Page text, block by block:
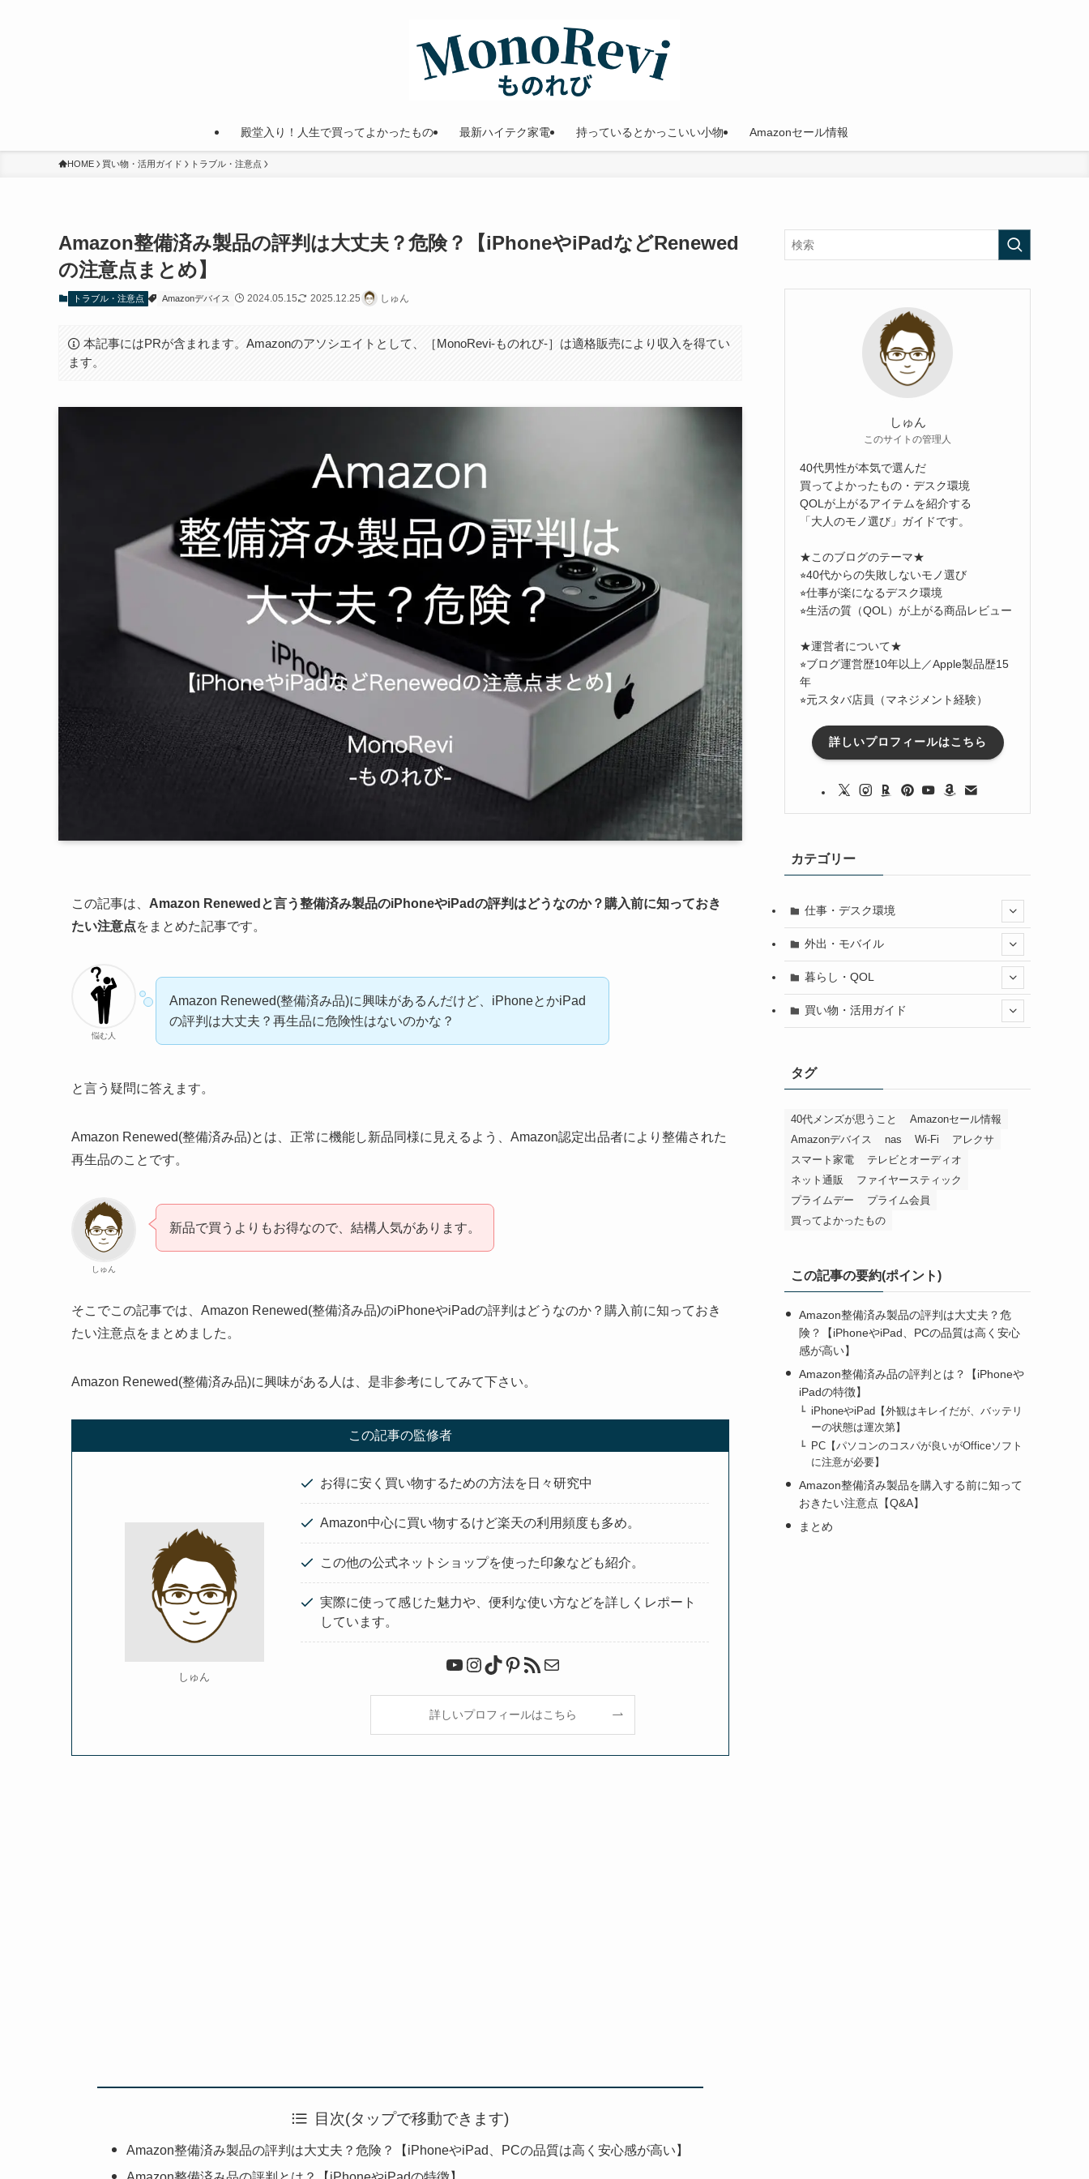
殿堂入り！人生で買ってよかったもの 最新ハイテク家電 持っているとかっこいい小物 Amazonセール情報
HOME 買い物・活用ガイド トラブル・注意点
Amazon整備済み製品の評判は大丈夫？危険？【iPhoneやiPadなどRenewed
の注意点まとめ】
トラブル・注意点 Amazonデバイス 2024.05.15 2025.12.25 しゅん
本記事にはPRが含まれます。Amazonのアソシエイトとして、［MonoRevi-ものれび-］は適格販売により収入を得てい
ます。
この記事は、 Amazon Renewedと言う整備済み製品のiPhoneやiPadの評判はどうなのか？購入前に知っておき
たい注意点をまとめた記事です。
悩む人
Amazon Renewed(整備済み品)に興味があるんだけど、iPhoneとかiPad
の評判は大丈夫？再生品に危険性はないのかな？
と言う疑問に答えます。
Amazon Renewed(整備済み品)とは、正常に機能し新品同様に見えるよう、Amazon認定出品者により整備された
再生品のことです。
しゅん
新品で買うよりもお得なので、結構人気があります。
そこでこの記事では、Amazon Renewed(整備済み品)のiPhoneやiPadの評判はどうなのか？購入前に知っておき
たい注意点をまとめました。
Amazon Renewed(整備済み品)に興味がある人は、是非参考にしてみて下さい。
この記事の監修者
しゅん
お得に安く買い物するための方法を日々研究中
Amazon中心に買い物するけど楽天の利用頻度も多め。
この他の公式ネットショップを使った印象なども紹介。
実際に使って感じた魅力や、便利な使い方などを詳しくレポート
しています。
YouTube Instagram TikTok Pinterest RSS フィードメール
詳しいプロフィールはこちら
目次(タップで移動できます)
Amazon整備済み製品の評判は大丈夫？危険？【iPhoneやiPad、PCの品質は高く安心感が高い】
しゅん
このサイトの管理人
40代男性が本気で選んだ
買ってよかったもの・デスク環境
QOLが上がるアイテムを紹介する
「大人のモノ選び」ガイドです。
★このブログのテーマ★
⭐︎40代からの失敗しないモノ選び
⭐︎仕事が楽になるデスク環境
⭐︎生活の質（QOL）が上がる商品レビュー
★運営者について★
⭐︎ブログ運営歴10年以上／Apple製品歴15
年
⭐︎元スタバ店員（マネジメント経験）
詳しいプロフィールはこちら
カテゴリー
仕事・デスク環境
外出・モバイル
暮らし・QOL
買い物・活用ガイド
タグ
40代メンズが思うこと
Amazonセール情報
Amazonデバイス
nas Wi-Fi
アレクサ
スマート家電
テレビとオーディオ
ネット通販
ファイヤースティック
プライムデー
プライム会員
買ってよかったもの
この記事の要約(ポイント)
Amazon整備済み製品の評判は大丈夫？危
険？【iPhoneやiPad、PCの品質は高く安心
感が高い】
Amazon整備済み品の評判とは？【iPhoneや
iPadの特徴】
iPhoneやiPad【外観はキレイだが、バッテリ
ーの状態は運次第】
PC【パソコンのコスパが良いがOfficeソフト
に注意が必要】
Amazon整備済み製品を購入する前に知って
おきたい注意点【Q&A】
まとめ